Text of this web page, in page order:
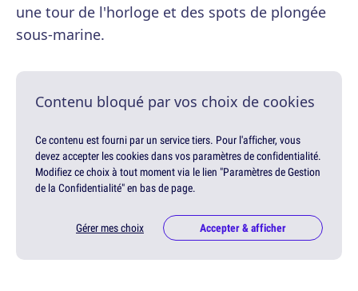
une tour de l'horloge et des spots de plongée
sous-marine.
Contenu bloqué par vos choix de cookies
Ce contenu est fourni par un service tiers. Pour l'afficher, vous
devez accepter les cookies dans vos paramètres de confidentialité.
Modifiez ce choix à tout moment via le lien "Paramètres de Gestion
de la Confidentialité" en bas de page.
Gérer mes choix Accepter & afficher